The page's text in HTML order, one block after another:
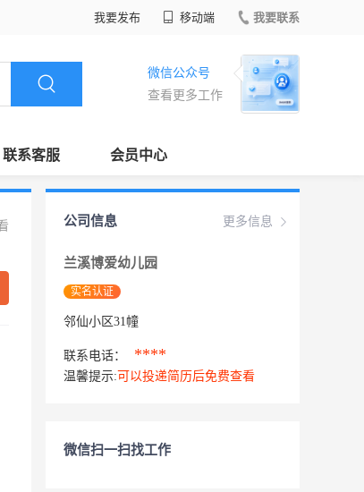
我要发布 移动端 我要联系
微信公众号
查看更多工作
联系客服 会员中心
更多信息
公司信息
兰溪博爱幼儿园
实名认证
邻仙小区31幢
联系电话： ****
温馨提示: 可以投递简历后免费查看
微信扫一扫找工作